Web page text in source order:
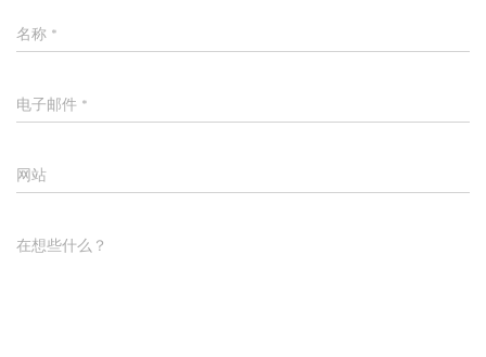
名称 *
电子邮件 *
网站
在想些什么？